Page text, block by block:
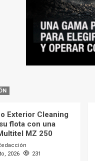
Exterior Cleaning
flota con una
MZ 250
2026
231